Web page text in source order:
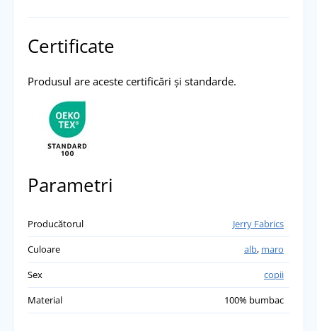
Certificate
Produsul are aceste certificări și standarde.
Parametri
Producătorul
Jerry Fabrics
Culoare
alb, maro
Sex
copii
Material
100% bumbac